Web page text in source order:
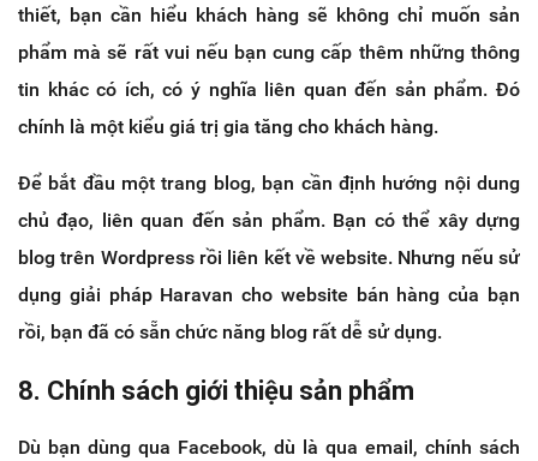
thiết, bạn cần hiểu khách hàng sẽ không chỉ muốn sản
phẩm mà sẽ rất vui nếu bạn cung cấp thêm những thông
tin khác có ích, có ý nghĩa liên quan đến sản phẩm. Đó
chính là một kiểu giá trị gia tăng cho khách hàng.
Để bắt đầu một trang blog, bạn cần định hướng nội dung
chủ đạo, liên quan đến sản phẩm. Bạn có thể xây dựng
blog trên Wordpress rồi liên kết về website. Nhưng nếu sử
dụng giải pháp Haravan cho website bán hàng của bạn
rồi, bạn đã có sẵn chức năng blog rất dễ sử dụng.
8. Chính sách giới thiệu sản phẩm
Dù bạn dùng qua Facebook, dù là qua email, chính sách